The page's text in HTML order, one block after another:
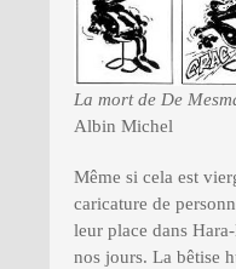
La mort de De
Albin Michel
Même si cela est
caricature de
leur place dans
nos jours. La bêtise